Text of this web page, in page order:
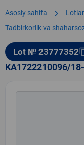
Asosiy sahifa chevron_right Lotlar
Tadbirkorlik va
Lot № 23777352
KA1722210096/